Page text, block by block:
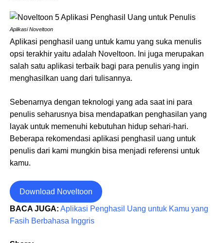
Aplikasi Noveltoon
Aplikasi penghasil uang untuk kamu yang suka menulis
opsi terakhir yaitu adalah Noveltoon. Ini juga merupakan
salah satu aplikasi terbaik bagi para penulis yang ingin
menghasilkan uang dari tulisannya.
Sebenarnya dengan teknologi yang ada saat ini para
penulis seharusnya bisa mendapatkan penghasilan yang
layak untuk memenuhi kebutuhan hidup sehari-hari.
Beberapa rekomendasi aplikasi penghasil uang untuk
penulis dari kami mungkin bisa menjadi referensi untuk
kamu.
Download Noveltoon
BACA JUGA: Aplikasi Penghasil Uang untuk Kamu yang
Fasih Berbahasa Inggris